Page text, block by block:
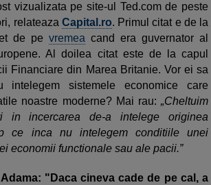
vizualizata pe site-ul Ted.com de peste
relateaza Capital.ro. Primul citat e de la
de pe vremea cand era guvernator al
Al doilea citat este de la capul
Financiare din Marea Britanie. Vor ei sa
sistemele economice care
noastre moderne? Mai rau: „Cheltuim
in incercarea de-a intelege originea
ce inca nu intelegem conditiile unei
economii functionale sau ale pacii.”
"Daca cineva cade de pe cal, a